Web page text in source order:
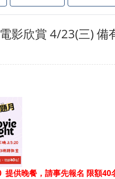
影欣賞 4/23(三)
提供晚餐，請事先報名 限額40